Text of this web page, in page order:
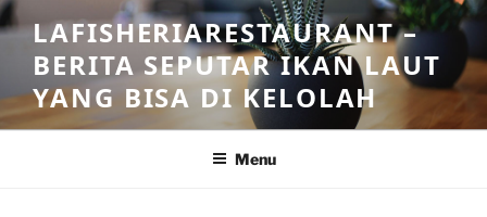
Skip
to
content
LAFISHERIARESTAURANT –
BERITA SEPUTAR IKAN LAUT
YANG BISA DI KELOLAH
Menu